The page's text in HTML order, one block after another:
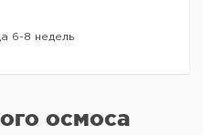
6-8 недель
осмоса